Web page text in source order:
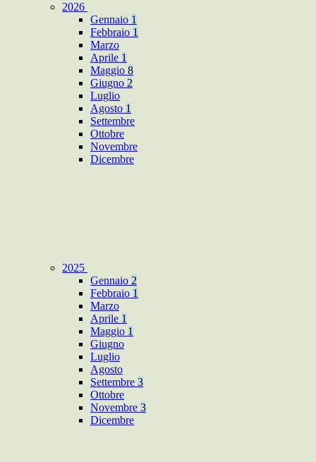
2026
Gennaio 1
Febbraio 1
Marzo
Aprile 1
Maggio 8
Giugno 2
Luglio
Agosto 1
Settembre
Ottobre
Novembre
Dicembre
2025
Gennaio 2
Febbraio 1
Marzo
Aprile 1
Maggio 1
Giugno
Luglio
Agosto
Settembre 3
Ottobre
Novembre 3
Dicembre